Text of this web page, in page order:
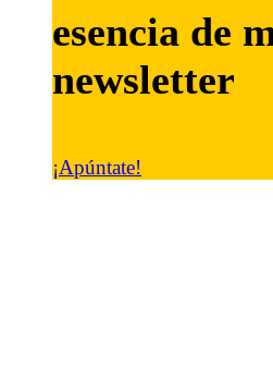
esencia de
newsletter
¡Apúntate!